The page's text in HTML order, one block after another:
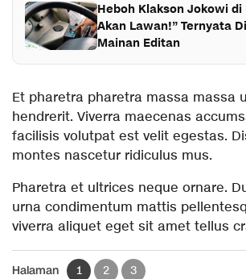
Heboh Klakson Jokowi di
Akan Lawan!” Ternyata
Mainan Editan
Et pharetra pharetra massa massa
hendrerit. Viverra maecenas
facilisis volutpat est velit egestas.
montes nascetur ridiculus mus.
Pharetra et ultrices neque ornare.
urna condimentum mattis
viverra aliquet eget sit amet tellus
Halaman 1 2 3